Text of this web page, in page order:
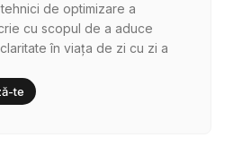
de optimizare a
cu scopul de a aduce
în viața de zi cu zi a
te